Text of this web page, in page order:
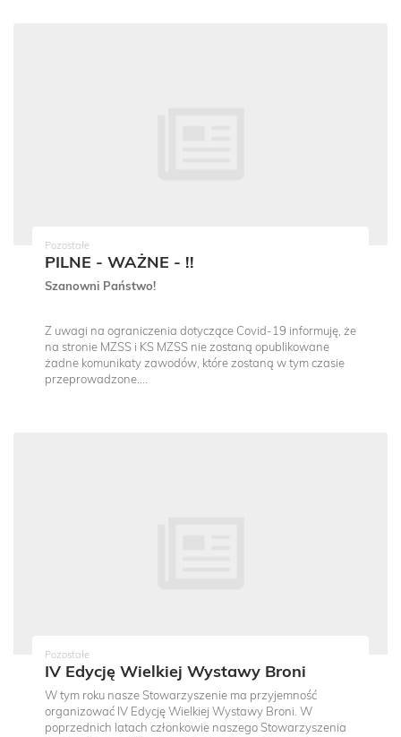
Pozostałe
PILNE - WAŻNE - !!
Szanowni Państwo!
Z uwagi na ograniczenia dotyczące Covid-19 informuję, że
na stronie MZSS i KS MZSS nie zostaną opublikowane
żadne komunikaty zawodów, które zostaną w tym czasie
przeprowadzone....
Pozostałe
IV Edycję Wielkiej Wystawy Broni
W tym roku nasze Stowarzyszenie ma przyjemność
organizować IV Edycję Wielkiej Wystawy Broni. W
poprzednich latach członkowie naszego Stowarzyszenia